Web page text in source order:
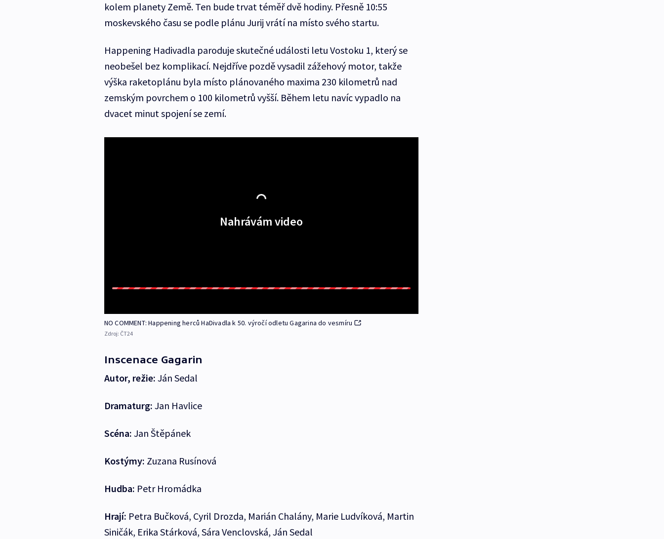
kolem planety Země. Ten bude trvat téměř dvě hodiny. Přesně 10:55
moskevského času se podle plánu Jurij vrátí na místo svého startu.
Happening Hadivadla paroduje skutečné události letu Vostoku 1, který se
neobešel bez komplikací. Nejdříve pozdě vysadil zážehový motor, takže
výška raketoplánu byla místo plánovaného maxima 230 kilometrů nad
zemským povrchem o 100 kilometrů vyšší. Během letu navíc vypadlo na
dvacet minut spojení se zemí.
Nahrávám video
NO COMMENT: Happening herců HaDivadla k 50. výročí odletu Gagarina do vesmíru
Zdroj: ČT24
Inscenace Gagarin
Autor, režie: Ján Sedal
Dramaturg: Jan Havlice
Scéna: Jan Štěpánek
Kostýmy: Zuzana Rusínová
Hudba: Petr Hromádka
Hrají: Petra Bučková, Cyril Drozda, Marián Chalány, Marie Ludvíková, Martin
Siničák, Erika Stárková, Sára Venclovská, Ján Sedal